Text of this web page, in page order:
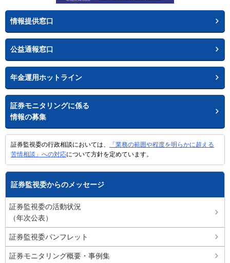
情報提供窓口
公益通報窓口
年金運用ホットライン
証券モニタリングに係る
情報の募集
証券監視委の行政相談においては、
「業務の範囲や程度を明らかに超える
苦情相談」への対応について方針を定めています。
証券監視委からのメッセージ
証券監視委の活動状況
（年次公表）
証券監視委パンフレット
証券モニタリング概要・事例集